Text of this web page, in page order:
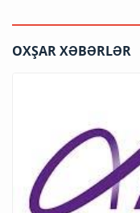
OXŞAR XƏBƏRLƏR